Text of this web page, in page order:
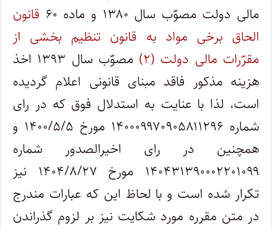
مالی دولت مصوّب سال ۱۳۸۰ و ماده ۶۰
قانون
الحاق برخی مواد به قانون تنظیم بخشی از
مقرّرات مالی دولت (۲)
مصوّب سال ۱۳۹۳ اخذ
هزینه مذکور فاقد مبنای قانونی اعلام گردیده
است، لذا با عنایت به استدلال فوق که در رای
شماره ۱۴۰۰۰۹۹۷۰۹۰۵۸۱۱۲۹۶ مورخ ۱۴۰۰/۵/۵ و
همچنین در رای اخیرالصدور شماره
۱۴۰۴۳۱۳۹۰۰۰۲۲۰۱۰۹۹ مورخ ۱۴۰۴/۸/۲۷ نیز
تکرار شده است و با لحاظ این که عبارات مندرج
در متن مقرره مورد شکایت نیز بر لزوم گذراندن